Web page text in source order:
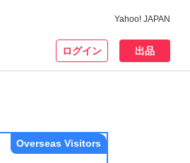
Yahoo! JAPAN
ログイン 出品
Overseas Visitors